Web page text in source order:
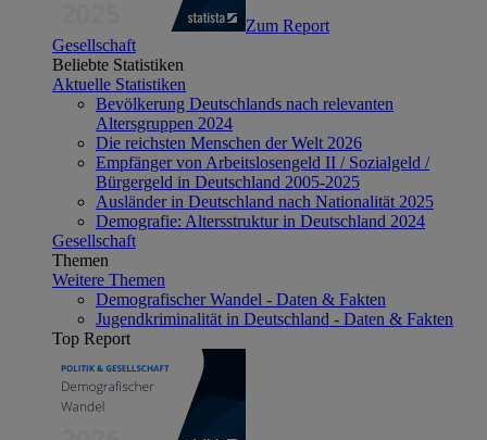
Zum Report
Gesellschaft
Beliebte Statistiken
Aktuelle Statistiken
Bevölkerung Deutschlands nach relevanten
Altersgruppen 2024
Die reichsten Menschen der Welt 2026
Empfänger von Arbeitslosengeld II / Sozialgeld /
Bürgergeld in Deutschland 2005-2025
Ausländer in Deutschland nach Nationalität 2025
Demografie: Altersstruktur in Deutschland 2024
Gesellschaft
Themen
Weitere Themen
Demografischer Wandel - Daten & Fakten
Jugendkriminalität in Deutschland - Daten & Fakten
Top Report